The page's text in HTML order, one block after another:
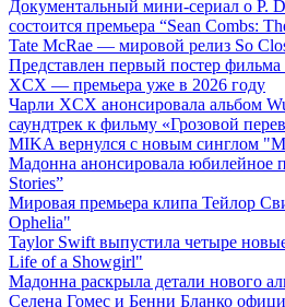
Документальный мини-сериал о P.
состоится премьера “Sean Combs:
Tate McRae — мировой релиз So
Представлен первый постер
XCX — премьера уже в 2026 году
Чарли XCX анонсировала альбом
саундтрек к фильму «Грозовой
MIKA вернулся с новым синглом
Мадонна анонсировала юбилейное
Stories”
Мировая премьера клипа Тейлор
Ophelia"
Taylor Swift выпустила четыре
Life of a Showgirl"
Мадонна раскрыла детали нового
Селена Гомес и Бенни Бланко